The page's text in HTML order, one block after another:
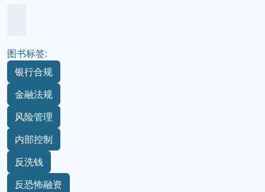
图书标签:
银行合规
金融法规
风险管理
内部控制
反洗钱
反恐怖融资